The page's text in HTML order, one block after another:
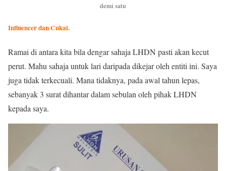
demi satu
Influencer dan Cukai.
Ramai di antara kita bila dengar sahaja LHDN pasti akan kecut
perut. Mahu sahaja untuk lari daripada dikejar oleh entiti ini. Saya
juga tidak terkecuali. Mana tidaknya, pada awal tahun lepas,
sebanyak 3 surat dihantar dalam sebulan oleh pihak LHDN
kepada saya.